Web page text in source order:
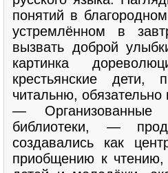
понятий в
устремлённом в
вызвать доброй
картинка
крестьянские
читальню,
— Организованные
библиотеки, —
создавались как
приобщению к чтению,